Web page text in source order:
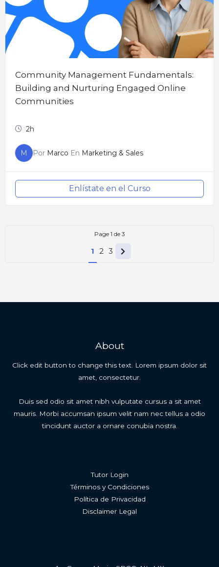
Community Management Fundamentals:
Building and Nurturing Engaged Online
Communities
2h
M Por Marco En Marketing & Sales
Enlístate en el Curso
Page 1 de 3
1 2 3
Next
About
Click edit button to change this text. Lorem ipsum dolor sit
amet, consectetur.
Duis sed odio sit amet nibh vulputate cursus a sit amet
mauris. Morbi accumsan ipsum velit nam nec tellus a odio
tincidunt auctor a ornare conubia nostra.
Tutor Login
Términos y Condiciones
Política de Privacidad
Disclaimer Legal